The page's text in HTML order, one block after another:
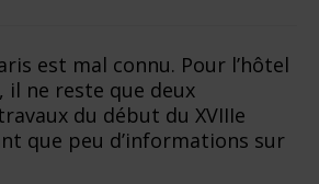
est mal connu. Pour l’hôtel
il ne reste que deux
du début du XVIIIe
que peu d’informations sur